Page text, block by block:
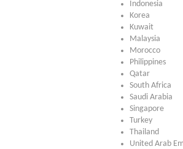
Indonesia
Korea
Kuwait
Malaysia
Morocco
Philippines
Qatar
South Africa
Saudi Arabia
Singapore
Turkey
Thailand
United Arab